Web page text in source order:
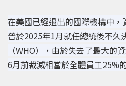
在美國已經退出的國際機構中
普於2025年1月就任總統後不久
（WHO），由於失去了最大的
6月前裁減相當於全體員工25%